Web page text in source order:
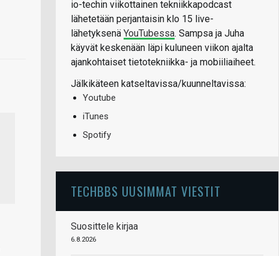
io-techin viikottainen tekniikkapodcast
lähetetään perjantaisin klo 15 live-
lähetyksenä YouTubessa. Sampsa ja Juha
käyvät keskenään läpi kuluneen viikon ajalta
ajankohtaiset tietotekniikka- ja mobiiliaiheet.
Jälkikäteen katseltavissa/kuunneltavissa:
Youtube
iTunes
Spotify
TECHBBS UUSIMMAT VIESTIT
Suosittele kirjaa
6.8.2026